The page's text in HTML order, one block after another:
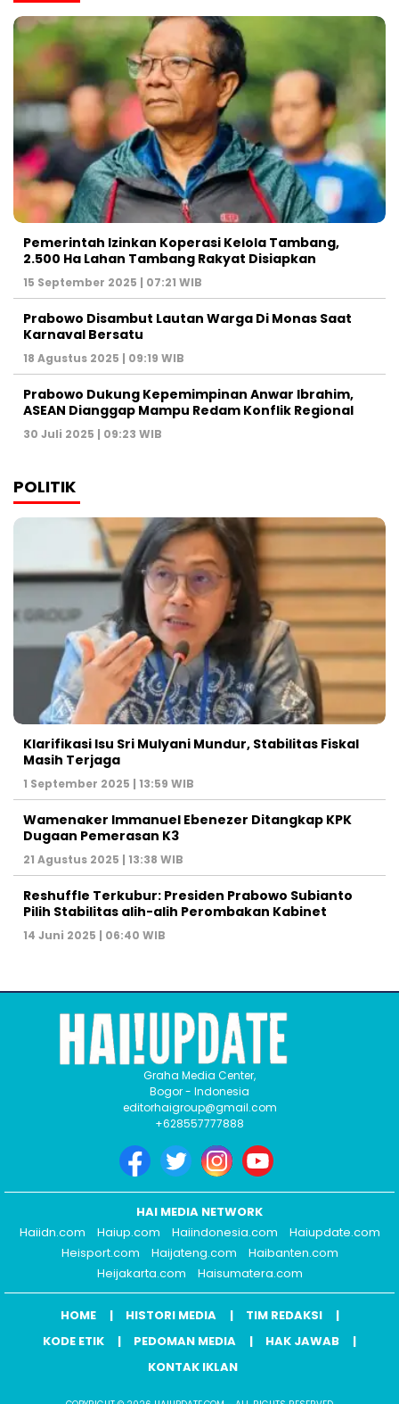
Pemerintah Izinkan Koperasi Kelola Tambang,
2.500 Ha Lahan Tambang Rakyat Disiapkan
15 September 2025 | 07:21 WIB
Prabowo Disambut Lautan Warga Di Monas Saat
Karnaval Bersatu
18 Agustus 2025 | 09:19 WIB
Prabowo Dukung Kepemimpinan Anwar Ibrahim,
ASEAN Dianggap Mampu Redam Konflik Regional
30 Juli 2025 | 09:23 WIB
POLITIK
Klarifikasi Isu Sri Mulyani Mundur, Stabilitas Fiskal
Masih Terjaga
1 September 2025 | 13:59 WIB
Wamenaker Immanuel Ebenezer Ditangkap KPK
Dugaan Pemerasan K3
21 Agustus 2025 | 13:38 WIB
Reshuffle Terkubur: Presiden Prabowo Subianto
Pilih Stabilitas alih-alih Perombakan Kabinet
14 Juni 2025 | 06:40 WIB
Graha Media Center,
Bogor - Indonesia
editorhaigroup@gmail.com
+628557777888
HAI MEDIA NETWORK
Haiidn.com
Haiup.com Haiindonesia.com
Haiupdate.com
Heisport.com
Haijateng.com
Haibanten.com
Heijakarta.com
Haisumatera.com
HOME HISTORI MEDIA
TIM REDAKSI
KODE ETIK
PEDOMAN MEDIA
HAK JAWAB
KONTAK IKLAN